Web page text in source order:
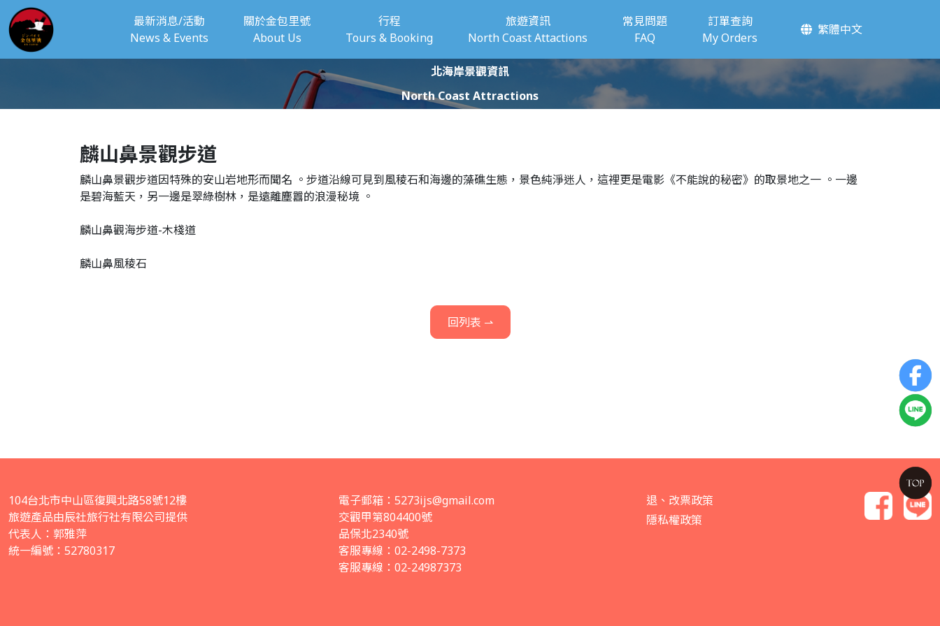
最新消息/活動
News & Events
關於金包里號
About Us
行程
Tours & Booking
旅遊資訊
North Coast Attactions
常見問題
FAQ
訂單查詢
My Orders
繁體中文
北海岸景觀資訊
North Coast Attractions
麟山鼻景觀步道
麟山鼻景觀步道因特殊的安山岩地形而聞名 。步道沿線可見到風稜石和海邊的藻礁生態，景色純淨迷人，這裡更是電影《不能說的秘密》的取景地之一 。一邊
是碧海藍天，另一邊是翠綠樹林，是遠離塵囂的浪漫秘境 。
麟山鼻觀海步道-木棧道
麟山鼻風稜石
回列表 ⇀
104台北市中山區復興北路58號12樓
旅遊產品由辰社旅行社有限公司提供
代表人：郭雅萍
統一編號：52780317
電子郵箱：5273ijs@gmail.com
交觀甲第804400號
品保北2340號
客服專線：02-2498-7373
客服專線：02-24987373
退、改票政策
隱私權政策